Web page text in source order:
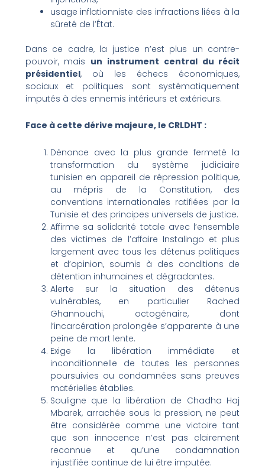
usage inflationniste des infractions liées à la
sûreté de l’État.
Dans ce cadre, la justice n’est plus un contre-
pouvoir, mais un instrument central du récit
présidentiel, où les échecs économiques,
sociaux et politiques sont systématiquement
imputés à des ennemis intérieurs et extérieurs.
Face à cette dérive majeure, le CRLDHT :
Dénonce avec la plus grande fermeté la
transformation du système judiciaire
tunisien en appareil de répression politique,
au mépris de la Constitution, des
conventions internationales ratifiées par la
Tunisie et des principes universels de justice.
Affirme sa solidarité totale avec l’ensemble
des victimes de l’affaire Instalingo et plus
largement avec tous les détenus politiques
et d’opinion, soumis à des conditions de
détention inhumaines et dégradantes.
Alerte sur la situation des détenus
vulnérables, en particulier Rached
Ghannouchi, octogénaire, dont
l’incarcération prolongée s’apparente à une
peine de mort lente.
Exige la libération immédiate et
inconditionnelle de toutes les personnes
poursuivies ou condamnées sans preuves
matérielles établies.
Souligne que la libération de Chadha Haj
Mbarek, arrachée sous la pression, ne peut
être considérée comme une victoire tant
que son innocence n’est pas clairement
reconnue et qu’une condamnation
injustifiée continue de lui être imputée.